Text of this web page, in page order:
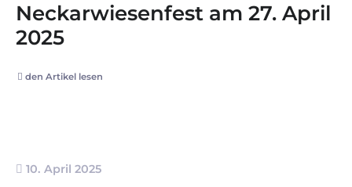
Neckarwiesenfest am 27. April
2025
den Artikel lesen
10. April 2025